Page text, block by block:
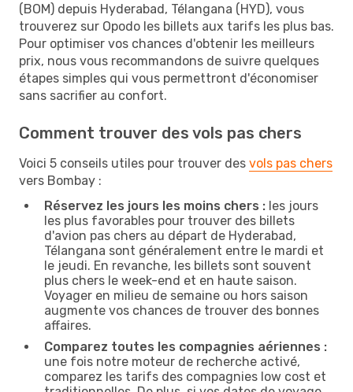
(BOM) depuis Hyderabad, Télangana (HYD), vous
trouverez sur Opodo les billets aux tarifs les plus bas.
Pour optimiser vos chances d'obtenir les meilleurs
prix, nous vous recommandons de suivre quelques
étapes simples qui vous permettront d'économiser
sans sacrifier au confort.
Comment trouver des vols pas chers
Voici 5 conseils utiles pour trouver des vols pas chers
vers Bombay :
Réservez les jours les moins chers : les jours
les plus favorables pour trouver des billets
d'avion pas chers au départ de Hyderabad,
Télangana sont généralement entre le mardi et
le jeudi. En revanche, les billets sont souvent
plus chers le week-end et en haute saison.
Voyager en milieu de semaine ou hors saison
augmente vos chances de trouver des bonnes
affaires.
Comparez toutes les compagnies aériennes :
une fois notre moteur de recherche activé,
comparez les tarifs des compagnies low cost et